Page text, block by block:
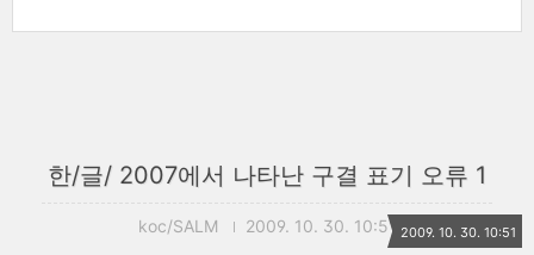
한/글/ 2007에서 나타난 구결 표기 오류 1
koc/SALM 2009. 10. 30. 10:51 2009. 10. 30. 10:51